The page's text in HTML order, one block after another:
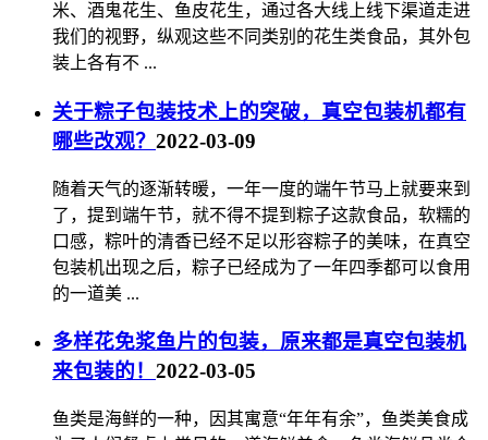
米、酒鬼花生、鱼皮花生，通过各大线上线下渠道走进
我们的视野，纵观这些不同类别的花生类食品，其外包
装上各有不 ...
关于粽子包装技术上的突破，真空包装机都有
哪些改观？ 2022-03-09
随着天气的逐渐转暖，一年一度的端午节马上就要来到
了，提到端午节，就不得不提到粽子这款食品，软糯的
口感，粽叶的清香已经不足以形容粽子的美味，在真空
包装机出现之后，粽子已经成为了一年四季都可以食用
的一道美 ...
多样花免浆鱼片的包装，原来都是真空包装机
来包装的！ 2022-03-05
鱼类是海鲜的一种，因其寓意“年年有余”，鱼类美食成